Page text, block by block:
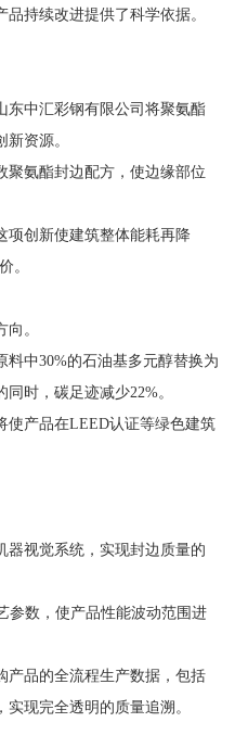
持续改进提供了科学依据。
东中汇彩钢有限公司将聚氨酯
资源。
聚氨酯封边配方，使边缘部位
项创新使建筑整体能耗再降
。
。
料中30%的石油基多元醇替换为
时，碳足迹减少22%。
使产品在LEED认证等绿色建筑
器视觉系统，实现封边质量的
参数，使产品性能波动范围进
产品的全流程生产数据，包括
现完全透明的质量追溯。